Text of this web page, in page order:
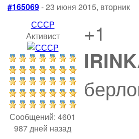
#165069- 23 июня 2015, вторник
СССР
Активист
Сообщений: 4601
987 дней назад
+1